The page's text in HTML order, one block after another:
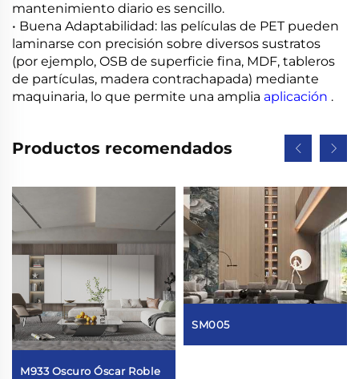
mantenimiento diario es sencillo.
• Buena Adaptabilidad: las películas de PET pueden
laminarse con precisión sobre diversos sustratos
(por ejemplo, OSB de superficie fina, MDF, tableros
de partículas, madera contrachapada) mediante
maquinaria, lo que permite una amplia aplicación .
Productos recomendados
M933 Oscuro Óscar Roble
SM005